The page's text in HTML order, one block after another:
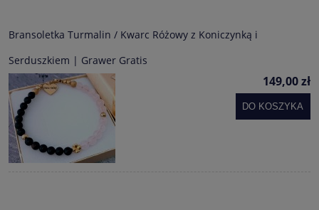
Bransoletka Turmalin / Kwarc Różowy z Koniczynką i
Serduszkiem | Grawer Gratis
149,00 zł
DO KOSZYKA